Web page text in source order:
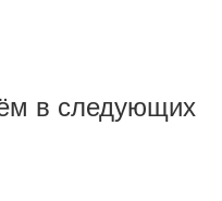
в следующих